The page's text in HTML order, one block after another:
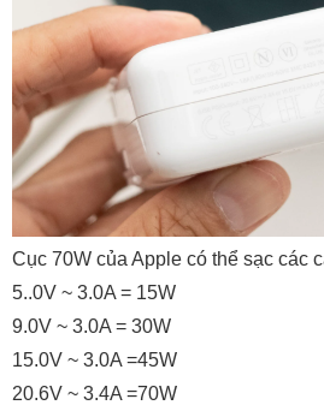
Cục 70W của Apple có thể sạc các
5..0V ~ 3.0A = 15W
9.0V ~ 3.0A = 30W
15.0V ~ 3.0A =45W
20.6V ~ 3.4A =70W